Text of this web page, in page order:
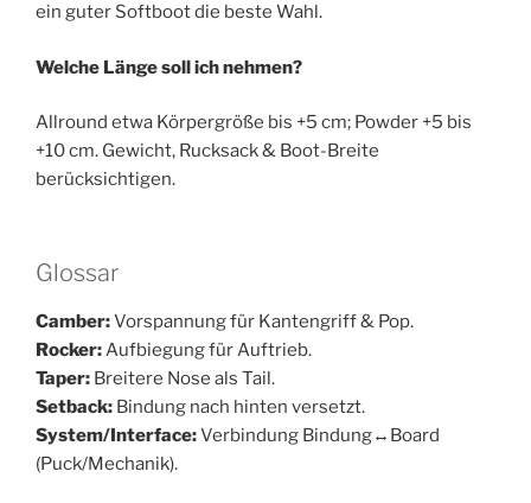
ein guter Softboot die beste Wahl.
Welche Länge soll ich nehmen?
Allround etwa Körpergröße bis +5 cm; Powder +5 bis
+10 cm. Gewicht, Rucksack & Boot-Breite
berücksichtigen.​
Glossar
Camber:Vorspannung für Kantengriff & Pop.
Rocker: Aufbiegung für Auftrieb.
Taper: Breitere Nose als Tail.
Setback: Bindung nach hinten versetzt.
System/Interface:Verbindung Bindung↔Board
(Puck/Mechanik).